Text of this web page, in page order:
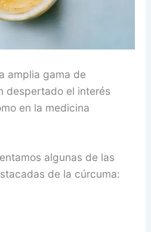
amplia gama de
despertado el interés
en la medicina
algunas de las
de la cúrcuma: